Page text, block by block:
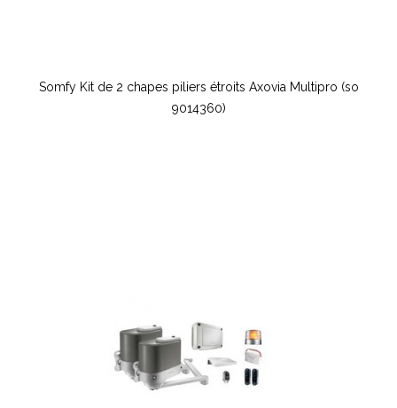
Somfy Kit de 2 chapes piliers étroits Axovia Multipro (so
9014360)